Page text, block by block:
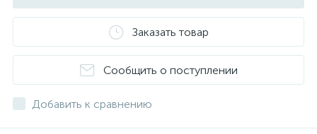
Заказать товар
Сообщить о поступлении
Добавить к сравнению